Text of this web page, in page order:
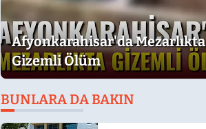
Afyonkarahisar'da Mezarlıkta
Gizemli Ölüm
BUNLARA DA BAKIN